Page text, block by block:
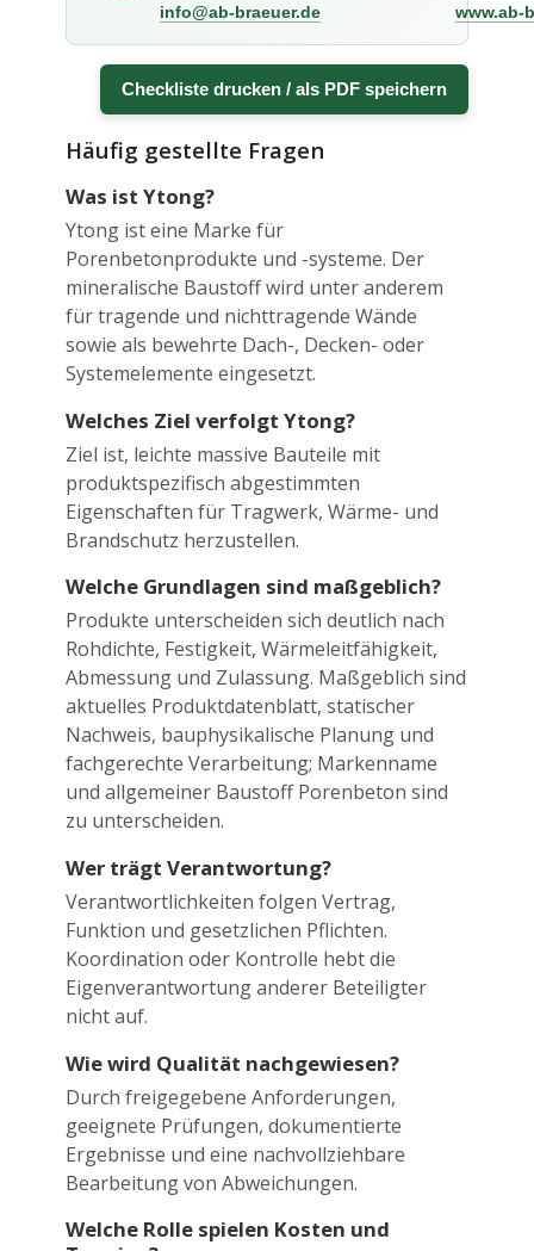
info@ab-braeuer.de www.ab-
Checkliste drucken / als PDF speichern
Häufig gestellte Fragen
Was ist Ytong?
Ytong ist eine Marke für
Porenbetonprodukte und -systeme. Der
mineralische Baustoff wird unter anderem
für tragende und nichttragende Wände
sowie als bewehrte Dach-, Decken- oder
Systemelemente eingesetzt.
Welches Ziel verfolgt Ytong?
Ziel ist, leichte massive Bauteile mit
produktspezifisch abgestimmten
Eigenschaften für Tragwerk, Wärme- und
Brandschutz herzustellen.
Welche Grundlagen sind maßgeblich?
Produkte unterscheiden sich deutlich nach
Rohdichte, Festigkeit, Wärmeleitfähigkeit,
Abmessung und Zulassung. Maßgeblich sind
aktuelles Produktdatenblatt, statischer
Nachweis, bauphysikalische Planung und
fachgerechte Verarbeitung; Markenname
und allgemeiner Baustoff Porenbeton sind
zu unterscheiden.
Wer trägt Verantwortung?
Verantwortlichkeiten folgen Vertrag,
Funktion und gesetzlichen Pflichten.
Koordination oder Kontrolle hebt die
Eigenverantwortung anderer Beteiligter
nicht auf.
Wie wird Qualität nachgewiesen?
Durch freigegebene Anforderungen,
geeignete Prüfungen, dokumentierte
Ergebnisse und eine nachvollziehbare
Bearbeitung von Abweichungen.
Welche Rolle spielen Kosten und